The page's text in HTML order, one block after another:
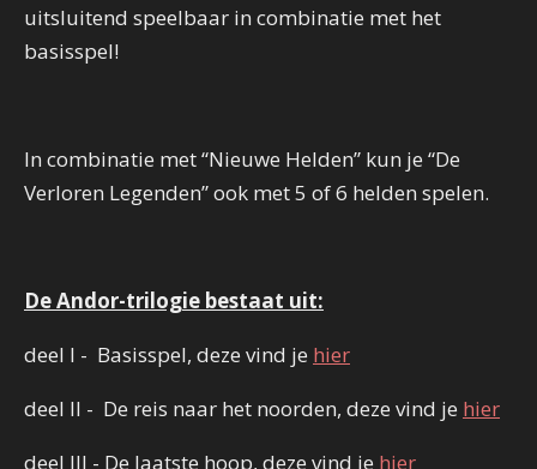
uitsluitend speelbaar in combinatie met het
basisspel!
In combinatie met “Nieuwe Helden” kun je “De
Verloren Legenden” ook met 5 of 6 helden spelen.
De Andor-trilogie bestaat uit:
deel I - Basisspel, deze vind je hier
deel II - De reis naar het noorden, deze vind je hier
deel III - De laatste hoop, deze vind je hier